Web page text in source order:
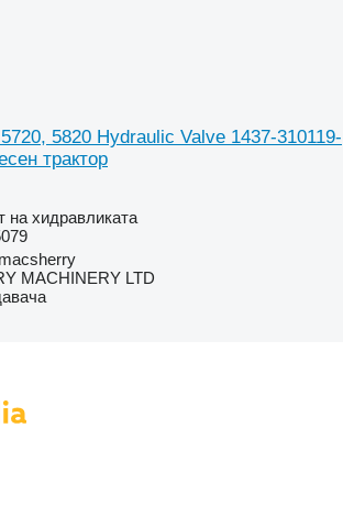
5820 Hydraulic Valve 1437-310119-
трактор
на хидравликата
MACHINERY LTD